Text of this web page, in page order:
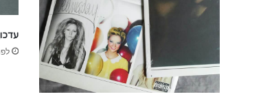
לפני 6